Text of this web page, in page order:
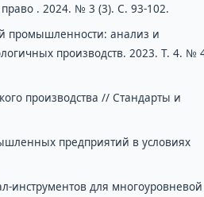
. 2024. № 3 (3). С. 93-102.
промышленности: анализ и
производств. 2023. Т. 4. №
производства // Стандарты и
предприятий в условиях
для многоуровневой